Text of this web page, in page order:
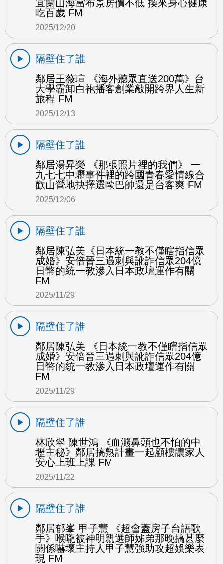
宜蘭山海當布景房價不低 換來身心健康
吃百歲 FM
2025/12/20
隔壁住了誰
鄰居王薇瑄 《海外聽眾直送200萬》台
大學霸卸白袍播客創業敲開跨界人生新
旅程 FM
2025/12/13
隔壁住了誰
鄰居湯昇榮 《那張照片裡的我們》 一
九七七中壢事件裡的跨國青春愛情線合
歡山營地抉擇選歐巴帥還是台客爽 FM
2025/12/06
隔壁住了誰
鄰居陳弘美《日本統一教不僅瞎指信眾
成婚》安倍晉三遇刺與訛詐信眾204億
日幣的統一教滲入日本政壇運作有關
FM
2025/11/29
隔壁住了誰
鄰居陳弘美 《日本統一教不僅瞎指信眾
成婚》安倍晉三遇刺與訛詐信眾204億
日幣的統一教滲入日本政壇運作有關
FM
2025/11/29
隔壁住了誰
林欣翠 陳世鴻 《血濺鼻頭也不怕的中
壢主秘》鄰居搞熟計畫一起顧樓讓家人
安心上班上課 FM
2025/11/22
隔壁住了誰
鄰居郁峯 甲子慧 《超會蓋房子台語歌
手》喉嚨被神明親選師姊弟那晚搞甚麼
關係嚇壞主持人甲子慧強助攻超娛樂表
現 FM